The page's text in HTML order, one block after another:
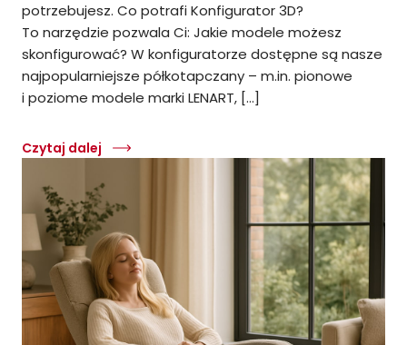
potrzebujesz. Co potrafi Konfigurator 3D?
To narzędzie pozwala Ci: Jakie modele możesz
skonfigurować? W konfiguratorze dostępne są nasze
najpopularniejsze półkotapczany – m.in. pionowe
i poziome modele marki LENART, […]
Czytaj dalej